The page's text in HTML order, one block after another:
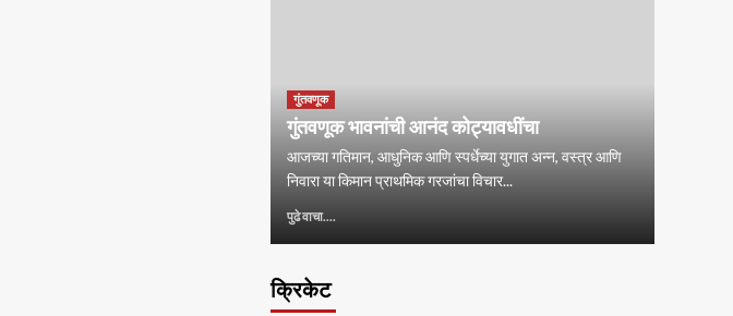
गुंतवणूक
गुंतवणूक भावनांची आनंद कोट्यावधींचा
आजच्या गतिमान, आधुनिक आणि स्पर्धेच्या युगात अन्न, वस्त्र आणि
निवारा या किमान प्राथमिक गरजांचा विचार...
पुढे वाचा....
क्रिकेट